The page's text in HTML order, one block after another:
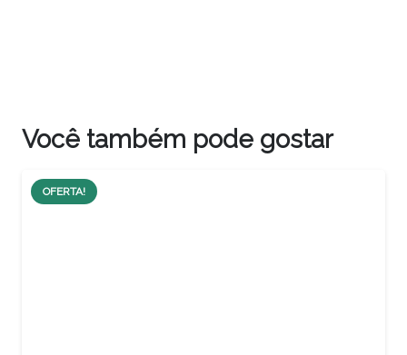
Você também pode gostar
OFERTA!